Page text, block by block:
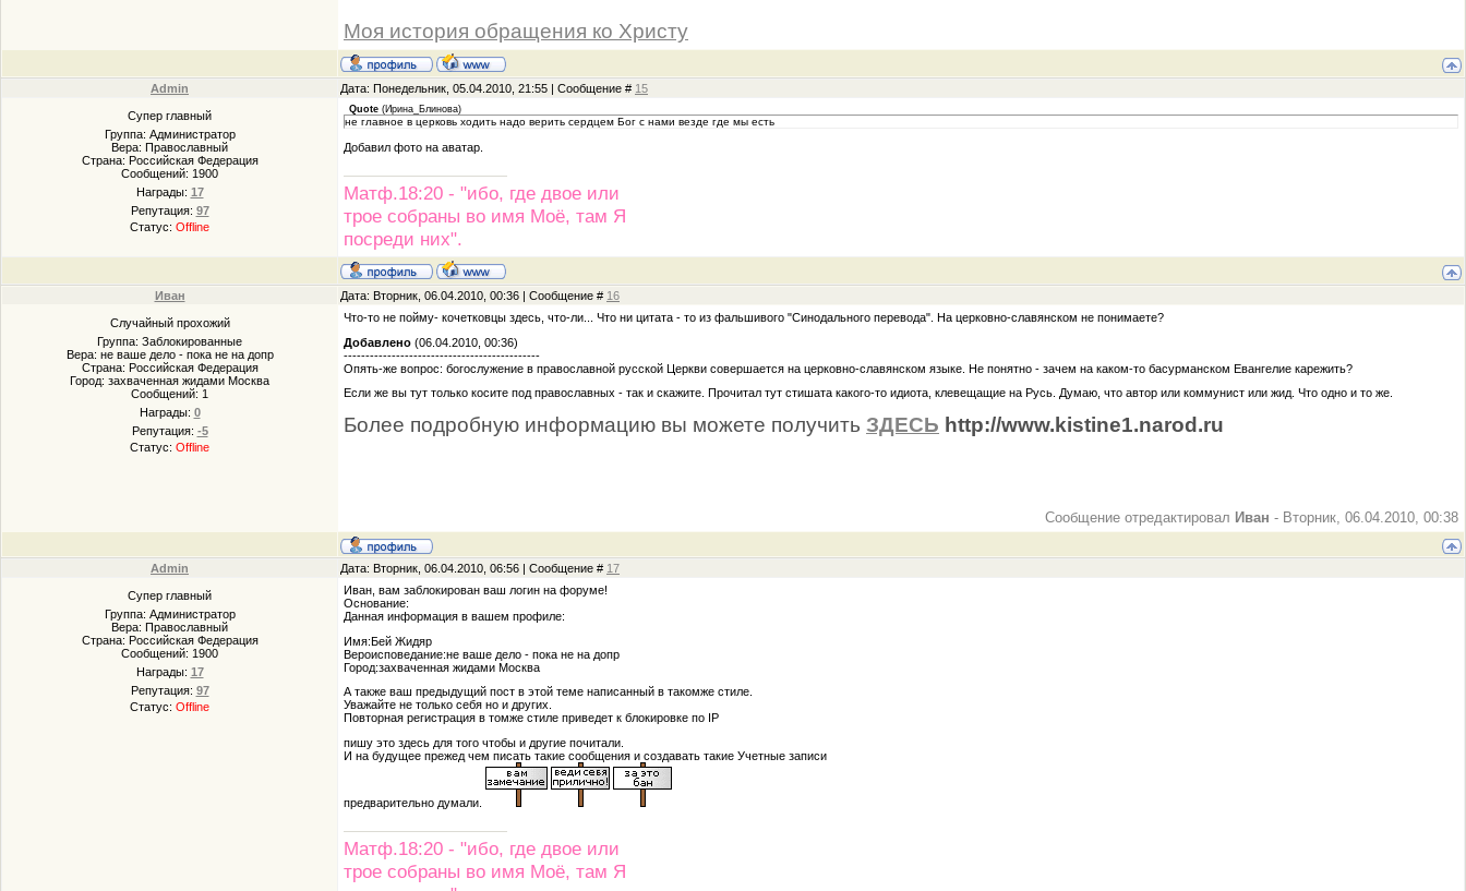
Моя история обращения ко Христу
Admin Дата: Понедельник, 05.04.2010, 21:55 | Сообщение # 15
Супер главный
Группа: Администратор
Вера: Православный
Страна: Российская Федерация
Сообщений: 1900
Награды: 17
Репутация: 97
Статус: Offline
Quote (Ирина_Блинова)
не главное в церковь ходить надо верить сердцем Бог с нами везде где мы есть
Добавил фото на аватар.
Матф.18:20 - "ибо, где двое или
трое собраны во имя Моё, там Я
посреди них".
Иван Дата: Вторник, 06.04.2010, 00:36 | Сообщение # 16
Случайный прохожий
Группа: Заблокированные
Вера: не ваше дело - пока не на допр
Страна: Российская Федерация
Город: захваченная жидами Москва
Сообщений: 1
Награды: 0
Репутация: -5
Статус: Offline
Что-то не пойму- кочетковцы здесь, что-ли... Что ни цитата - то из фальшивого "Синодального перевода". На церковно-славянском не понимаете?
Добавлено (06.04.2010, 00:36)
---------------------------------------------
Опять-же вопрос: богослужение в православной русской Церкви совершается на церковно-славянском языке. Не понятно - зачем на каком-то басурманском Евангелие карежить?
Если же вы тут только косите под православных - так и скажите. Прочитал тут стишата какого-то идиота, клевещащие на Русь. Думаю, что автор или коммунист или жид. Что одно и то же.
Более подробную информацию вы можете получить ЗДЕСЬ http://www.kistine1.narod.ru
Сообщение отредактировал Иван - Вторник, 06.04.2010, 00:38
Admin Дата: Вторник, 06.04.2010, 06:56 | Сообщение # 17
Супер главный
Группа: Администратор
Вера: Православный
Страна: Российская Федерация
Сообщений: 1900
Награды: 17
Репутация: 97
Статус: Offline
Иван, вам заблокирован ваш логин на форуме!
Основание:
Данная информация в вашем профиле:
Имя:Бей Жидяр
Вероисповедание:не ваше дело - пока не на допр
Город:захваченная жидами Москва
А также ваш предыдущий пост в этой теме написанный в такомже стиле.
Уважайте не только себя но и других.
Повторная регистрация в томже стиле приведет к блокировке по IP
пишу это здесь для того чтобы и другие почитали.
И на будущее прежед чем писать такие сообщения и создавать такие Учетные записи
предварительно думали.
Матф.18:20 - "ибо, где двое или
трое собраны во имя Моё, там Я